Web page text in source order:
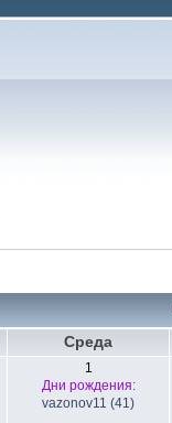
Среда
1
Дни рождения:
vazonov11 (41)